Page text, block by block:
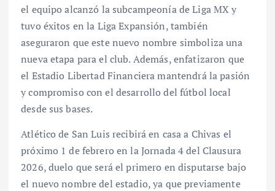
el equipo alcanzó la subcampeonía de Liga MX y
tuvo éxitos en la Liga Expansión, también
aseguraron que este nuevo nombre simboliza una
nueva etapa para el club. Además, enfatizaron que
el Estadio Libertad Financiera mantendrá la pasión
y compromiso con el desarrollo del fútbol local
desde sus bases.
Atlético de San Luis recibirá en casa a Chivas el
próximo 1 de febrero en la Jornada 4 del Clausura
2026, duelo que será el primero en disputarse bajo
el nuevo nombre del estadio, ya que previamente